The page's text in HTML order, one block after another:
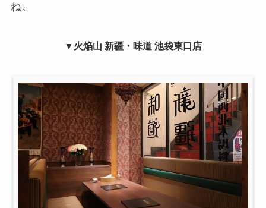
ね。
▼ 火焔山 新疆・味道 池袋東口店